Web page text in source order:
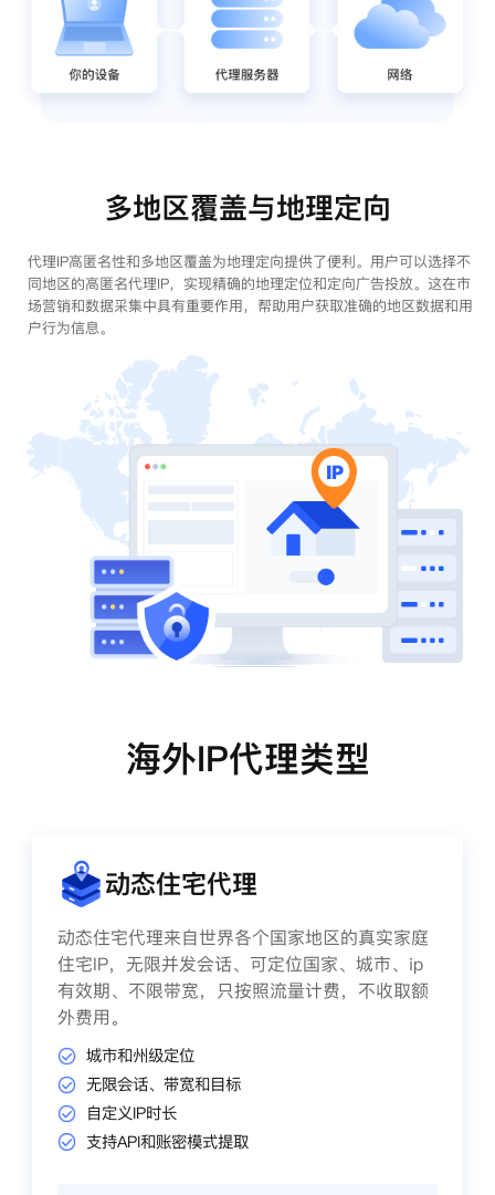
多地区覆盖与地理定向
代理IP高匿名性和多地区覆盖为地理定向提供了便利。用户可以选择不
同地区的高匿名代理IP，实现精确的地理定位和定向广告投放。这在市
场营销和数据采集中具有重要作用，帮助用户获取准确的地区数据和用
户行为信息。
海外IP代理类型
动态住宅代理
动态住宅代理来自世界各个国家地区的真实家庭
住宅IP，无限并发会话、可定位国家、城市、ip
有效期、不限带宽，只按照流量计费，不收取额
外费用。
城市和州级定位
无限会话、带宽和目标
自定义IP时长
支持API和账密模式提取